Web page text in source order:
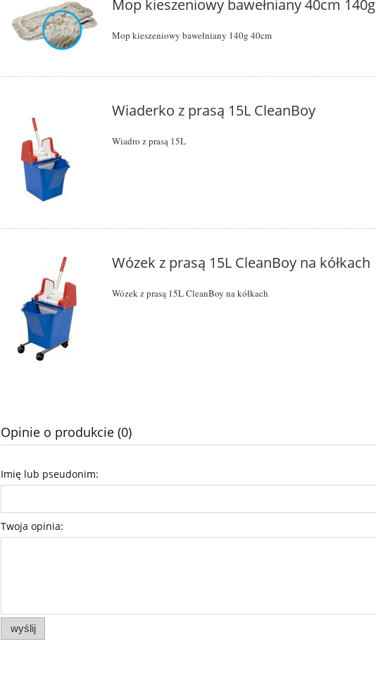
Mop kieszeniowy bawełniany 40cm 140g
Mop kieszeniowy bawełniany 140g 40cm
Wiaderko z prasą 15L CleanBoy
Wiadro z prasą 15L
Wózek z prasą 15L CleanBoy na kółkach
Wózek z prasą 15L CleanBoy na kółkach
Opinie o produkcie (0)
Imię lub pseudonim:
Twoja opinia:
wyślij